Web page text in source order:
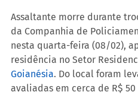
Assaltante morre durante
da Companhia de
nesta quarta-feira (08/02),
residência no Setor
Goianésia. Do local foram
avaliadas em cerca de R$